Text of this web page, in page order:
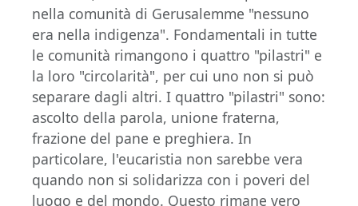
nella comunità di Gerusalemme "nessuno
era nella indigenza". Fondamentali in tutte
le comunità rimangono i quattro "pilastri" e
la loro "circolarità", per cui uno non si può
separare dagli altri. I quattro "pilastri" sono:
ascolto della parola, unione fraterna,
frazione del pane e preghiera. In
particolare, l'eucaristia non sarebbe vera
quando non si solidarizza con i poveri del
luogo e del mondo. Questo rimane vero